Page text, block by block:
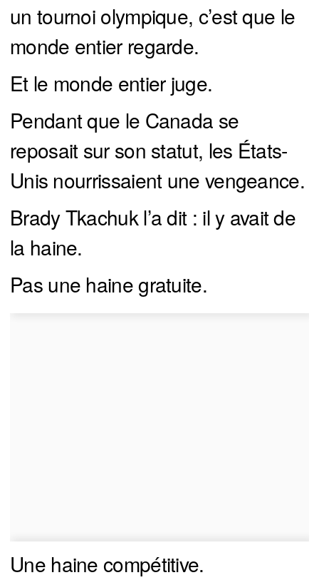
un tournoi olympique, c’est que le
monde entier regarde.
Et le monde entier juge.
Pendant que le Canada se
reposait sur son statut, les États-
Unis nourrissaient une vengeance.
Brady Tkachuk l’a dit : il y avait de
la haine.
Pas une haine gratuite.
Une haine compétitive.